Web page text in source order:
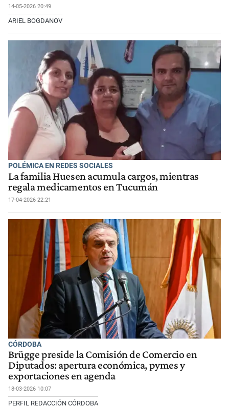
14-05-2026 20:49
ARIEL BOGDANOV
POLÉMICA EN REDES SOCIALES
La familia Huesen acumula cargos, mientras
regala medicamentos en Tucumán
17-04-2026 22:21
CÓRDOBA
Brügge preside la Comisión de Comercio en
Diputados: apertura económica, pymes y
exportaciones en agenda
18-03-2026 10:07
PERFIL REDACCIÓN CÓRDOBA